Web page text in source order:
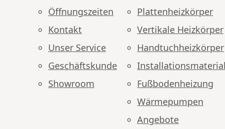
Öffnungszeiten
Kontakt
Unser Service
Geschäftskunde
Showroom
Plattenheizkörper
Vertikale Heizkörper
Handtuchheizkörper
Fußbodenheizung
Wärmepumpen
Angebote